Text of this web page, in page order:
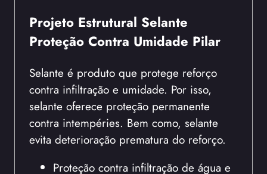
Projeto Estrutural Selante
Proteção Contra Umidade Pilar
Selante é produto que protege reforço
contra infiltração e umidade. Por isso,
selante oferece proteção permanente
contra intempéries. Bem como, selante
evita deterioração prematura do reforço.
Proteção contra infiltração de água e